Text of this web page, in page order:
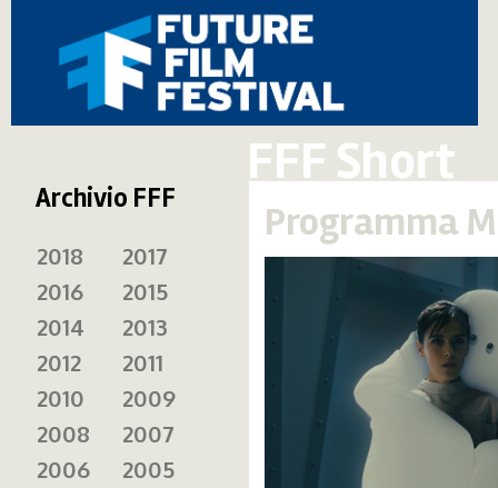
FFF Short
Programma
Archivio FFF
2018
2017
2016
2015
2014
2013
2012
2011
2010
2009
2008
2007
2006
2005